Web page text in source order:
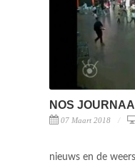
NOS
07 Maart 2018
nieuws en de